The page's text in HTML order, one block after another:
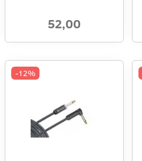
52,00
-12%